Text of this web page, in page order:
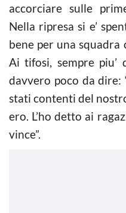
accorciare sulle
Nella ripresa si e’
bene per una squadra
Ai tifosi, sempre piu’
davvero poco da dire:
stati contenti del
ero. L’ho detto ai
vince”.